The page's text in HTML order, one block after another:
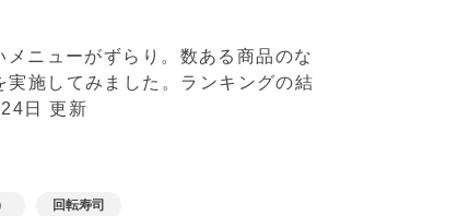
ニューがずらり。数ある商品のな
施してみました。ランキングの結
日 更新
回転寿司